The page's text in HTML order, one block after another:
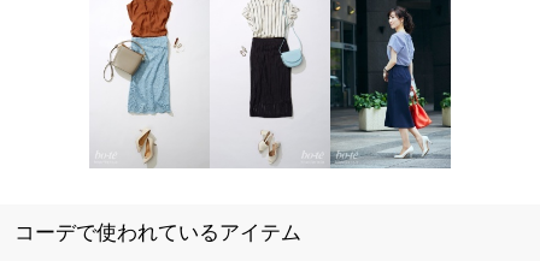
コーデで使われているアイテム